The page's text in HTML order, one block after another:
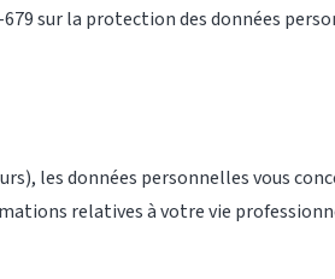
sur la protection des données
les données personnelles vous
relatives à votre vie